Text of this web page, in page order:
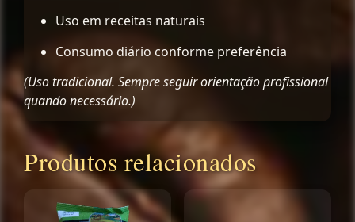
Uso em receitas naturais
Consumo diário conforme preferência
(Uso tradicional. Sempre seguir orientação profissional
quando necessário.)
Produtos relacionados